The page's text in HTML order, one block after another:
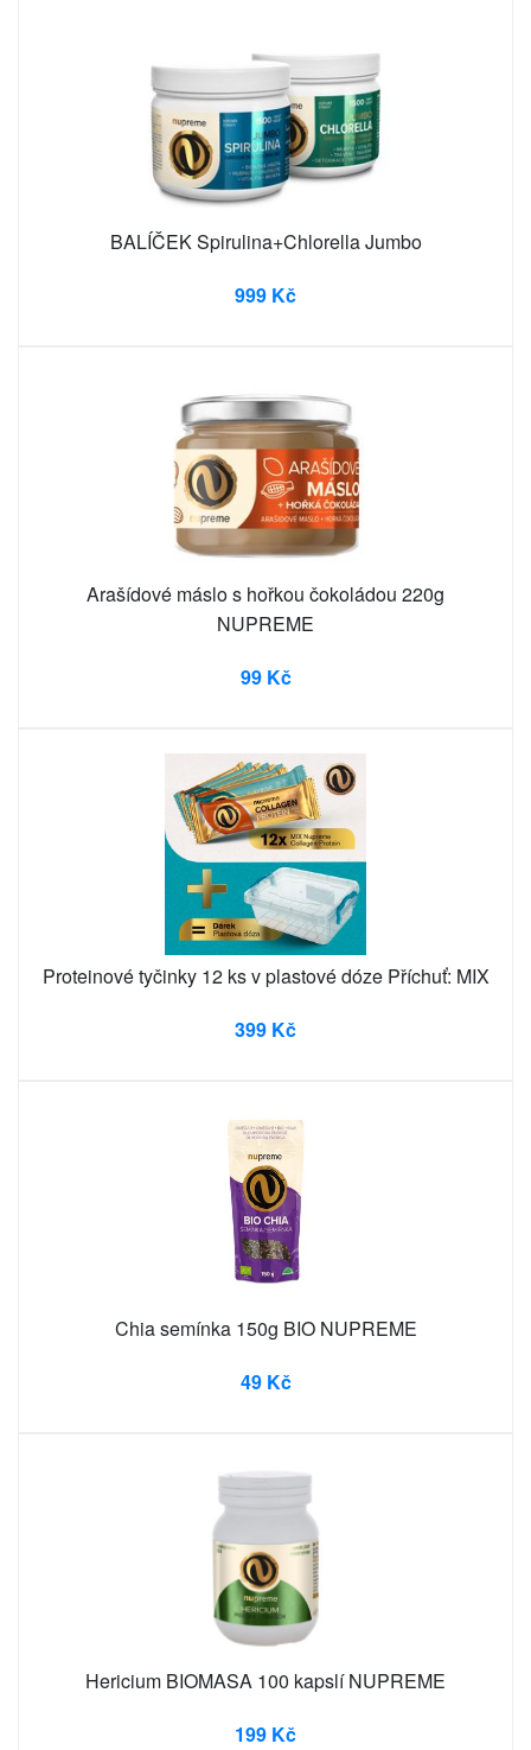
BALÍČEK Spirulina+Chlorella Jumbo
999 Kč
Arašídové máslo s hořkou čokoládou 220g
NUPREME
99 Kč
Proteinové tyčinky 12 ks v plastové dóze Příchuť: MIX
399 Kč
Chia semínka 150g BIO NUPREME
49 Kč
Hericium BIOMASA 100 kapslí NUPREME
199 Kč